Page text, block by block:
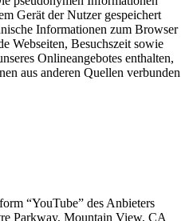
Gerät der Nutzer gespeichert
Informationen zum Browser
Webseiten, Besuchszeit sowie
Onlineangebotes enthalten,
aus anderen Quellen verbunden
“YouTube” des Anbieters
Parkway, Mountain View, CA